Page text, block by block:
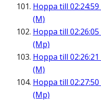
Hoppa till 02:24:59
(M)
Hoppa till 02:26:05
(Mp)
Hoppa till 02:26:21
(M)
Hoppa till 02:27:50
(Mp)